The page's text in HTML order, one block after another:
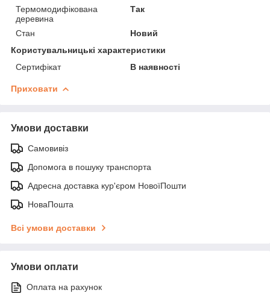
Термомодифікована
деревина
Так
Стан
Новий
Користувальницькі характеристики
Сертифікат
В наявності
Приховати
Умови доставки
Самовивіз
Допомога в пошуку транспорта
Адресна доставка кур'єром НовоїПошти
НоваПошта
Всі умови доставки
Умови оплати
Оплата на рахунок